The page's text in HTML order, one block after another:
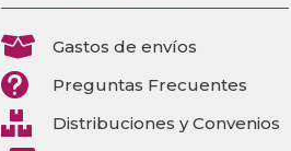
 Gastos de envíos
 Preguntas Frecuentes
 Distribuciones y Convenios